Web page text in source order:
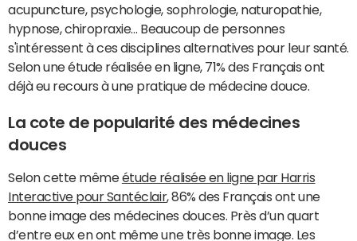
acupuncture, psychologie, sophrologie, naturopathie,
hypnose, chiropraxie… Beaucoup de personnes
s'intéressent à ces disciplines alternatives pour leur santé.
Selon une étude réalisée en ligne, 71% des Français ont
déjà eu recours à une pratique de médecine douce.
La cote de popularité des médecines
douces
Selon cette mêmeétude réalisée en ligne par Harris
Interactive pour Santéclair, 86% des Français ont une
bonne image des médecines douces. Près d’un quart
d’entre eux en ont même une très bonne image. Les